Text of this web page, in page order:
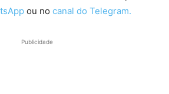
ou no canal do Telegram.
Publicidade